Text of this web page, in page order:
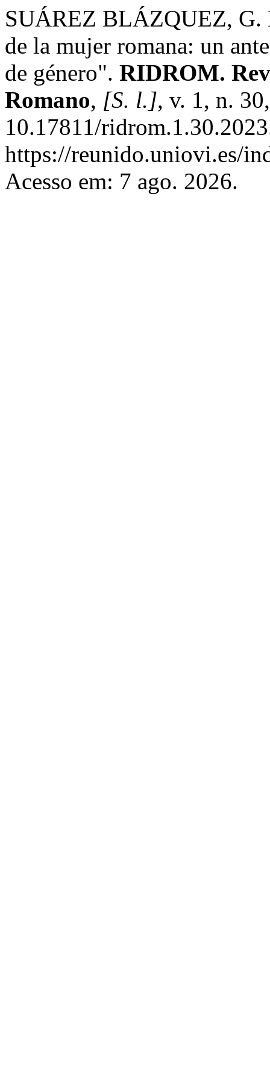
SUÁREZ BLÁZQUEZ, G.
de la mujer romana: un
de género". RIDROM.
Romano, [S. l.], v. 1, n.
10.17811/
https://reunido.uniovi.es/
Acesso em: 7 ago. 2026.